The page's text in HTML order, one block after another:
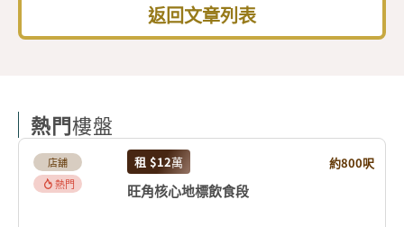
返回文章列表
熱門樓盤
店舖
熱門
租 $12萬 約800呎
旺角核心地標飲食段